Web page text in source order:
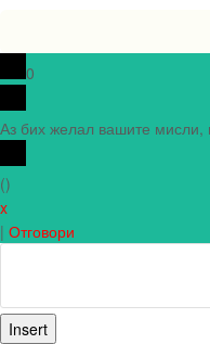
0
Аз бих желал вашите мисли,
()
x
| Отговори
Insert